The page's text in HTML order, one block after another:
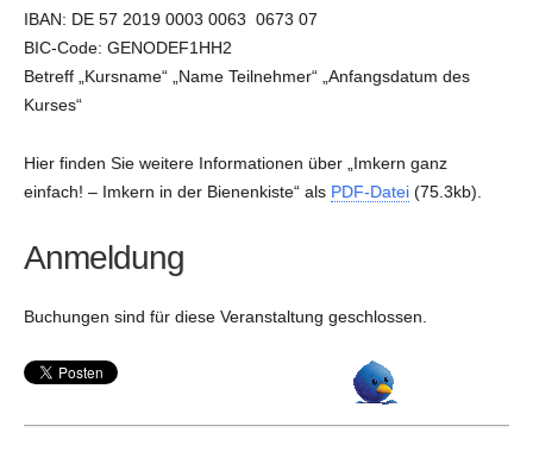
IBAN: DE 57 2019 0003 0063 0673 07
BIC-Code: GENODEF1HH2
Betreff „Kursname“ „Name Teilnehmer“ „Anfangsdatum des
Kurses“
Hier finden Sie weitere Informationen über „Imkern ganz
einfach! – Imkern in der Bienenkiste“ als PDF-Datei (75.3kb).
Anmeldung
Buchungen sind für diese Veranstaltung geschlossen.